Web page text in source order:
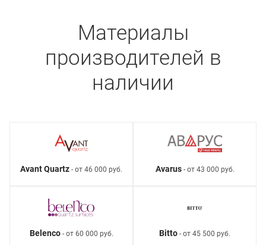
Материалы
производителей в
наличии
Avant Quartz - от 46 000 руб. Avarus- от 43 000 руб.
Belenco- от 60 000 руб. Bitto - от 45 500 руб.